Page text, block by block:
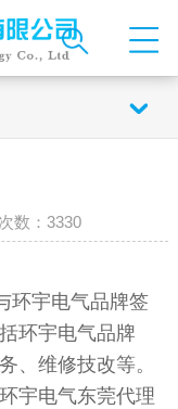
数：3330
宇电气品牌签
环宇电气品牌
、维修技改等。
宇电气东莞代理